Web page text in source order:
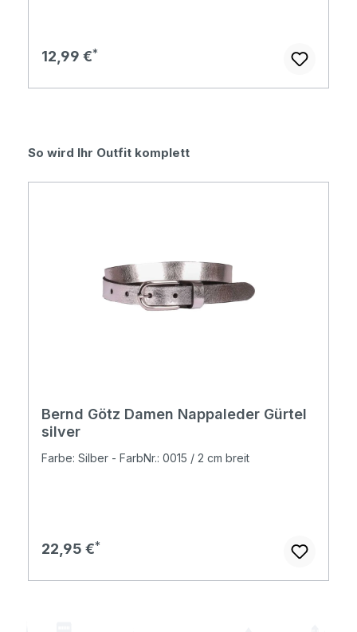
Regulärer Preis:
12,99 €
Produktgalerie überspringen
So wird Ihr Outfit komplett
Bernd Götz Damen Nappaleder Gürtel
silver
Farbe: Silber - FarbNr.: 0015 / 2 cm breit
Regulärer Preis:
22,95 €